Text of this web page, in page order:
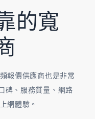
的寬
報價供應商也是非常
碑、服務質量、網路
網體驗。